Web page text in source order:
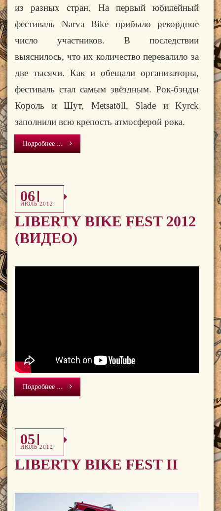
из разных стран. На первый юбилейный
фестиваль Narva Bike прибыло рекордное
число участников. В последствии
выяснилось, что их количество перевалило за
две тысячи. Как и обещали организаторы,
фестиваль стал самым звёздным. Рок-бэнды
Король и Шут, Metsatöll, Slade и Kyrсk
заполнили всю крепость атмосферой рока.
Подробнее ...
06
ИЮЛЬ 2012
LIBERTY BIKE FEST 2012
(ВИДЕО)
Подробнее ...
05
ИЮЛЬ 2012
LIBERTY BIKE FEST II